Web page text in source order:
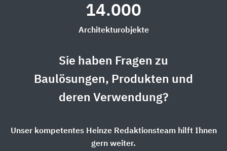
14.000
Architekturobjekte
Sie haben Fragen zu
Baulösungen, Produkten und
deren Verwendung?
Unser kompetentes Heinze Redaktionsteam hilft Ihnen
gern weiter.